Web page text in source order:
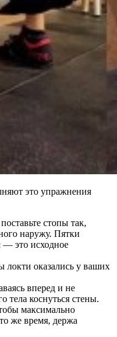
это упражнения
стопы так,
наружу. Пятки
это исходное
локти оказались у ваших
вперед и не
тела коснуться стены.
максимально
же время, держа